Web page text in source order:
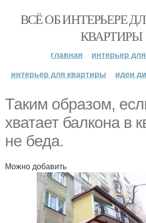
ВСЁ ОБ ИНТЕРЬЕРЕ
КВАРТИРЫ
главная
интерьер
интерьер для квартиры
идеи
Таким образом,
хватает балкона в
не беда.
Можно добавить